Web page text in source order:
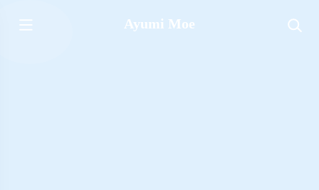
Ayumi Moe